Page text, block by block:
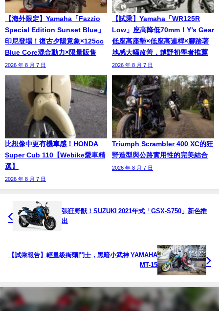
【海外限定】Yamaha「Fazzio
Special Edition Sunset Blue」
印尼登場！復古夕陽意象×125cc
Blue Core混合動力×限量販售
2026 年 8 月 7 日
【試乘】Yamaha「WR125R
Low」座高降低70mm！Y’s Gear
低座高座墊×低座高連桿×腳踏著
地感大幅改善，越野初學者推薦
2026 年 8 月 7 日
比想像中更有機車感！HONDA
Super Cub 110【Webike愛車精
選】
2026 年 8 月 7 日
Triumph Scrambler 400 XC的狂
野造型與公路實用性的完美結合
2026 年 8 月 7 日
張狂野獸！SUZUKI 2021年式「GSX-S750」新色推
出
【試乘報告】輕量級街頭鬥士，黑暗小武神 YAMAHA
MT-15